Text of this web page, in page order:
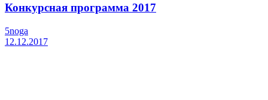
Конкурсная программа 2017
5noga
12.12.2017